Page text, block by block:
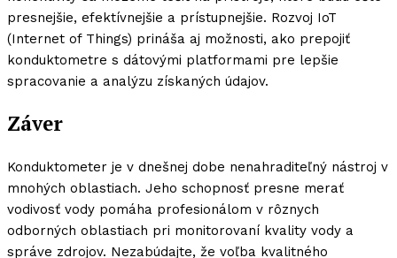
presnejšie, efektívnejšie a prístupnejšie. Rozvoj IoT
(Internet of Things) prináša aj možnosti, ako prepojiť
konduktometre s dátovými platformami pre lepšie
spracovanie a analýzu získaných údajov.
Záver
Konduktometer je v dnešnej dobe nenahraditeľný nástroj v
mnohých oblastiach. Jeho schopnosť presne merať
vodivosť vody pomáha profesionálom v rôznych
odborných oblastiach pri monitorovaní kvality vody a
správe zdrojov. Nezabúdajte, že voľba kvalitného